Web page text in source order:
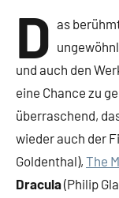
D as
und auch den
eine Chance zu
überraschend,
wieder auch der
Goldenthal), The
Dracula(Philip